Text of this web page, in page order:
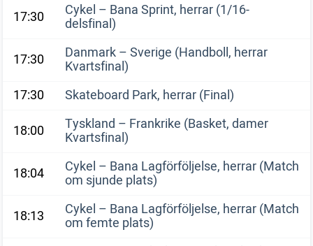
17:30
Cykel – Bana Sprint, herrar (1/16-
delsfinal)
17:30
Danmark – Sverige (Handboll, herrar
Kvartsfinal)
17:30
Skateboard Park, herrar (Final)
18:00
Tyskland – Frankrike (Basket, damer
Kvartsfinal)
18:04
Cykel – Bana Lagförföljelse, herrar (Match
om sjunde plats)
18:13
Cykel – Bana Lagförföljelse, herrar (Match
om femte plats)